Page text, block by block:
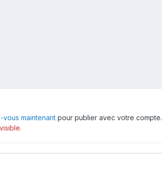
maintenant pour publier avec votre compte.